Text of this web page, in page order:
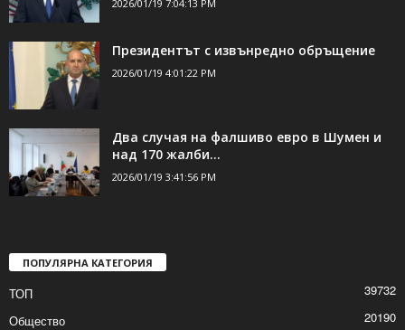
2026/01/19 7:04:13 PM
Президентът с извънредно обръщение
2026/01/19 4:01:22 PM
Два случая на фалшиво евро в Шумен и
над 170 жалби...
2026/01/19 3:41:56 PM
ПОПУЛЯРНА КАТЕГОРИЯ
ТОП
39732
Общество
20190